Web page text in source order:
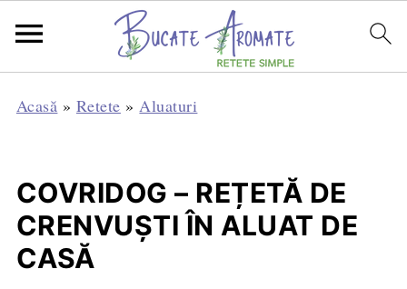
Acasă » Retete »Aluaturi
COVRIDOG – REȚETĂ DE
CRENVUȘTI ÎN ALUAT DE
CASĂ